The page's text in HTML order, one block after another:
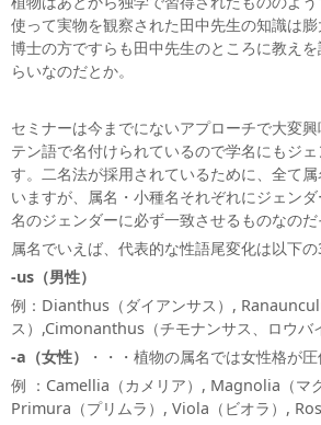
使って実物を観察された田中先生の知識は
博士の方ですらも田中先生のところに教えを
らいなのだとか。
セミナーは今までにないアプローチで大変
テン語で名付けられているので学名にもジ
す。二名法が採用されているために、全て
いますが、属名・小種名それぞれにジェン
名のジェンダーに必ず一致させるものなのだ
属名でいえば、代表的な性語尾変化は以下の
-us（男性）
例：Dianthus（ダイアンサス）,
ス）,Cimonanthus（チモナンサス、ロウバ
-a（女性）
・・・植物の属名では女性格が圧
例 ：Camellia（カメリア）, Magnolia（マ
Primura（プリムラ）, Viola（ビオラ）,